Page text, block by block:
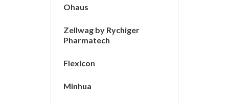
Ohaus
Zellwag by Rychiger
Pharmatech
Flexicon
Minhua